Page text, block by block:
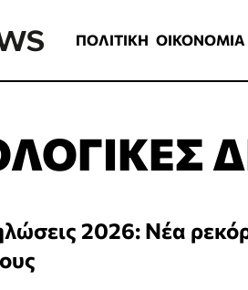
ΠΟΛΙΤΙΚΗ ΟΙΚΟΝΟΜΙΑ
2026: Νέα